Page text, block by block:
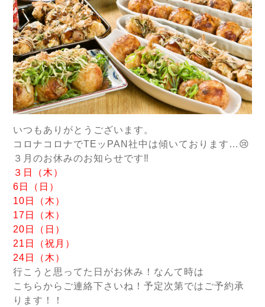
いつもありがとうございます。
コロナコロナでTEッPAN社中は傾いております…😢
３月のお休みのお知らせです‼️
３日（木）
6日（日）
10日（木）
17日（木）
20日（日）
21日（祝月）
24日（木）
行こうと思ってた日がお休み！なんて時は
こちらからご連絡下さいね！予定次第ではご予約承
ります！！